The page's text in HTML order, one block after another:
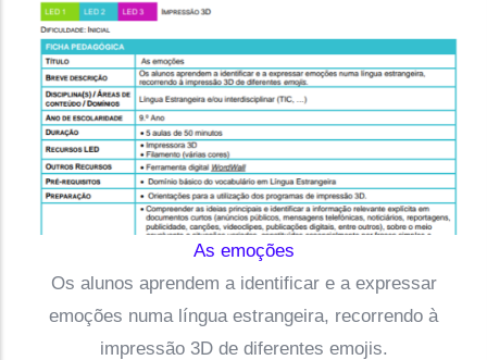
As emoções
Os alunos aprendem a identificar e a expressar
emoções numa língua estrangeira, recorrendo à
impressão 3D de diferentes emojis.